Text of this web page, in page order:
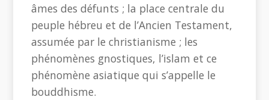
âmes des défunts ; la place centrale du
peuple hébreu et de l’Ancien Testament,
assumée par le christianisme ; les
phénomènes gnostiques, l’islam et ce
phénomène asiatique qui s’appelle le
bouddhisme.